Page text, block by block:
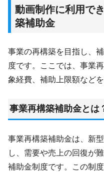
動画制作に利用で
築補助金
事業の再構築を目指し、
度です。ここでは、事業
象経費、補助上限額などを
事業再構築補助金とは
事業再構築補助金は、新
し、需要や売上の回復が
補助金制度です。この制